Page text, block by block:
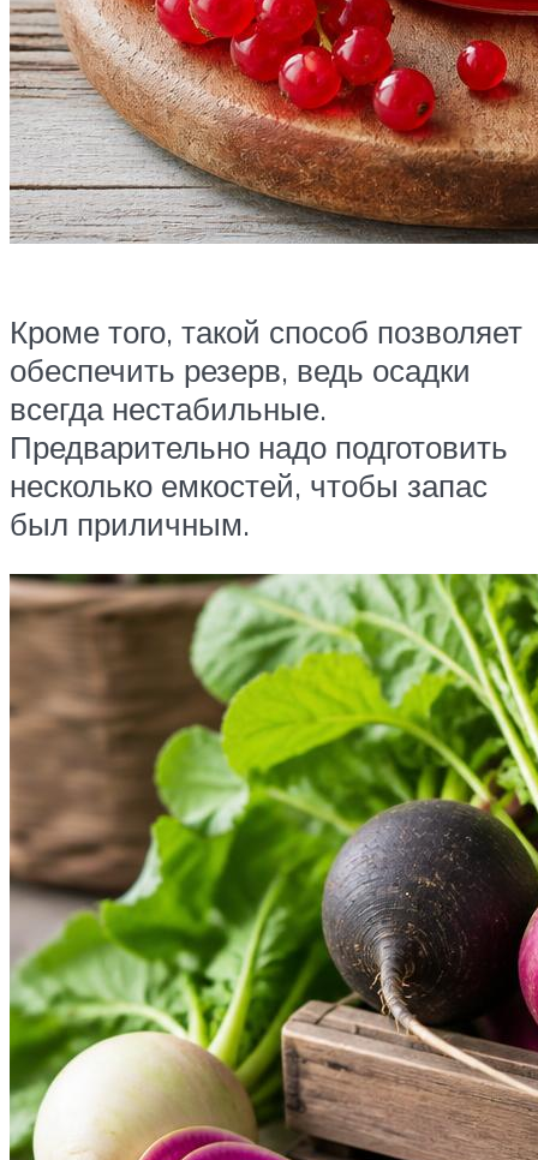
Кроме того, такой способ позволяет
обеспечить резерв, ведь осадки
всегда нестабильные.
Предварительно надо подготовить
несколько емкостей, чтобы запас
был приличным.